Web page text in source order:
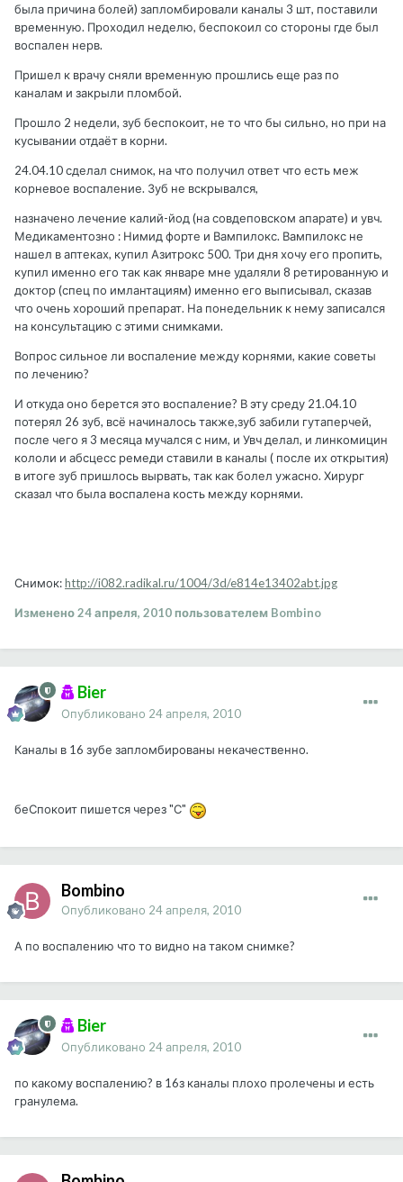
была причина болей) запломбировали каналы 3 шт, поставили
временную. Проходил неделю, беспокоил со стороны где был
воспален нерв.
Пришел к врачу сняли временную прошлись еще раз по
каналам и закрыли пломбой.
Прошло 2 недели, зуб беспокоит, не то что бы сильно, но при на
кусывании отдаёт в корни.
24.04.10 сделал снимок, на что получил ответ что есть меж
корневое воспаление. Зуб не вскрывался,
назначено лечение калий-йод (на совдеповском апарате) и увч.
Медикаментозно : Нимид форте и Вампилокс. Вампилокс не
нашел в аптеках, купил Азитрокс 500. Три дня хочу его пропить,
купил именно его так как январе мне удаляли 8 ретированную и
доктор (спец по имлантациям) именно его выписывал, сказав
что очень хороший препарат. На понедельник к нему записался
на консультацию с этими снимками.
Вопрос сильное ли воспаление между корнями, какие советы
по лечению?
И откуда оно берется это воспаление? В эту среду 21.04.10
потерял 26 зуб, всё начиналось также,зуб забили гутаперчей,
после чего я 3 месяца мучался с ним, и Увч делал, и линкомицин
кололи и абсцесс ремеди ставили в каналы ( после их открытия)
в итоге зуб пришлось вырвать, так как болел ужасно. Хирург
сказал что была воспалена кость между корнями.
Снимок:http://i082.radikal.ru/1004/3d/e814e13402abt.jpg
Изменено24 апреля, 2010пользователем Bombino
Bier
Опубликовано 24 апреля, 2010
Каналы в 16 зубе запломбированы некачественно.
беСпокоит пишется через "С"
Bombino
Опубликовано 24 апреля, 2010
А по воспалению что то видно на таком снимке?
Bier
Опубликовано 24 апреля, 2010
по какому воспалению? в 16з каналы плохо пролечены и есть
гранулема.